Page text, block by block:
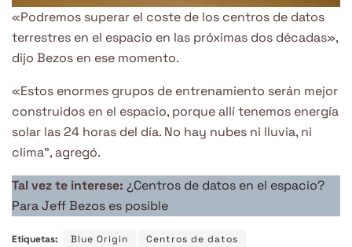
«Podremos superar el coste de los centros de datos
terrestres en el espacio en las próximas dos décadas»,
dijo Bezos en ese momento.
«Estos enormes grupos de entrenamiento serán mejor
construidos en el espacio, porque allí tenemos energía
solar las 24 horas del día. No hay nubes ni lluvia, ni
clima”, agregó.
Tal vez te interese: ¿Centros de datos en el espacio?
Para Jeff Bezos es posible
Etiquetas: Blue Origin
Centros de datos